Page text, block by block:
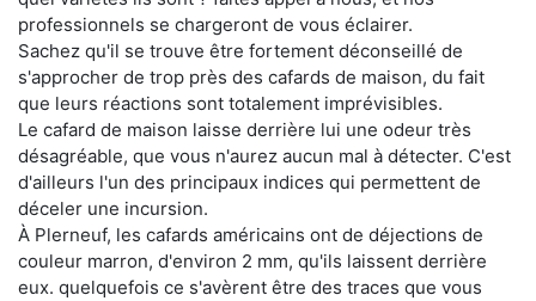
professionnels se chargeront de vous éclairer.
Sachez qu'il se trouve être fortement déconseillé de
s'approcher de trop près des cafards de maison, du fait
que leurs réactions sont totalement imprévisibles.
Le cafard de maison laisse derrière lui une odeur très
désagréable, que vous n'aurez aucun mal à détecter. C'est
d'ailleurs l'un des principaux indices qui permettent de
déceler une incursion.
À Plerneuf, les cafards américains ont de déjections de
couleur marron, d'environ 2 mm, qu'ils laissent derrière
eux. quelquefois ce s'avèrent être des traces que vous